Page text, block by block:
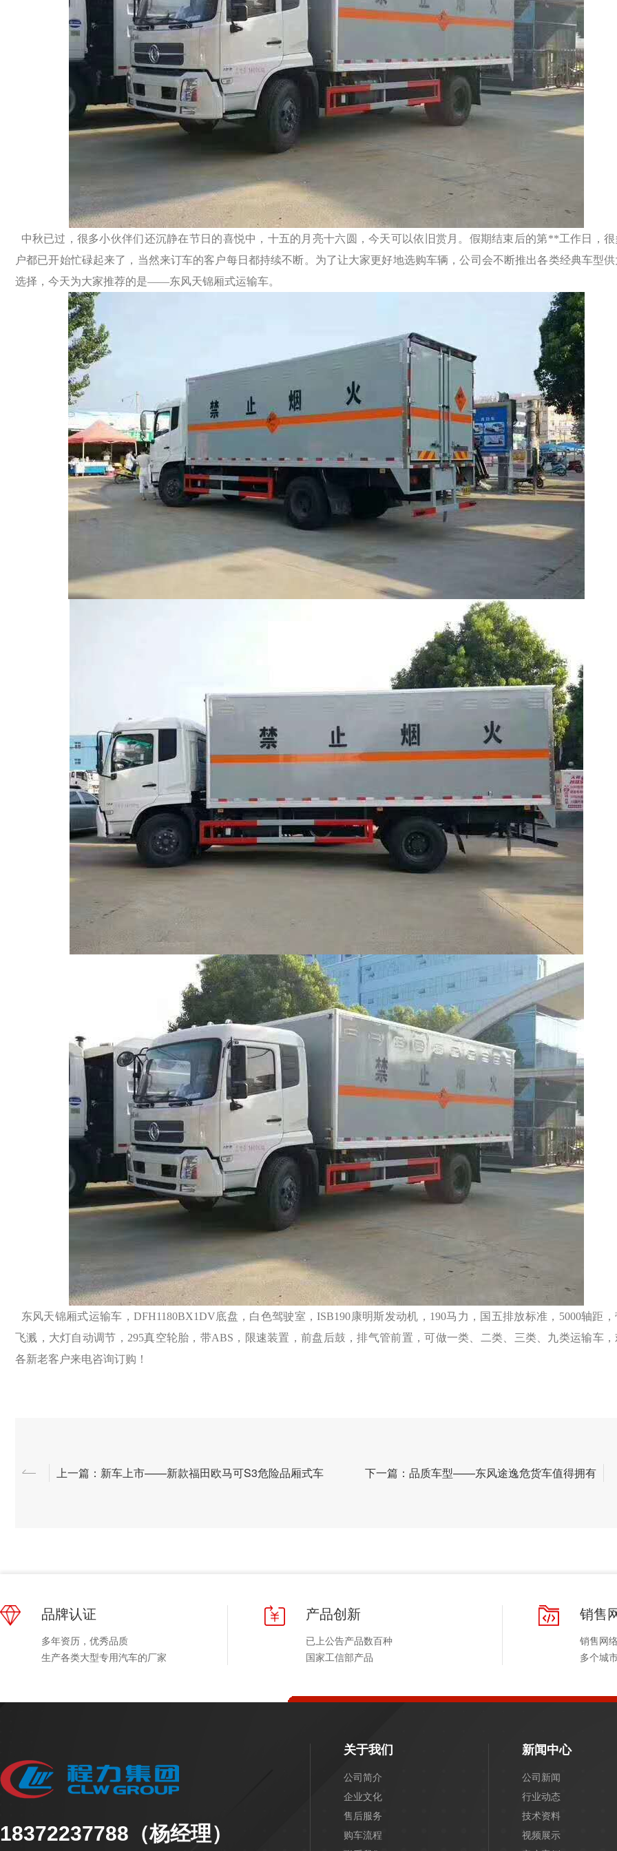
中秋已过，很多小伙伴们还沉静在节日的喜悦中，十五的月亮十六圆，今天可以依旧赏月。假期结束后的第**工作日，
户都已开始忙碌起来了，当然来订车的客户每日都持续不断。为了让大家更好地选购车辆，公司会不断推出各类经典车型
选择，今天为大家推荐的是——东风天锦厢式运输车。
东风天锦厢式运输车，DFH1180BX1DV底盘，白色驾驶室，ISB190康明斯发动机，190马力，国五排放标准，5000轴距
飞溅，大灯自动调节，295真空轮胎，带ABS，限速装置，前盘后鼓，排气管前置，可做一类、二类、三类、九类运输车
各新老客户来电咨询订购！
上一篇：新车上市——新款福田欧马可S3危险品厢式车 下一篇：品质车型——东风途逸危货车值得拥有
品牌认证
多年资历，优秀品质
生产各类大型专用汽车的厂家
产品创新
已上公告产品数百种
国家工信部产品
销售
销售网
多个城
18372237788（杨经理）
关于我们
公司简介
企业文化
售后服务
购车流程
新闻中心
公司新闻
行业动态
技术资料
视频展示